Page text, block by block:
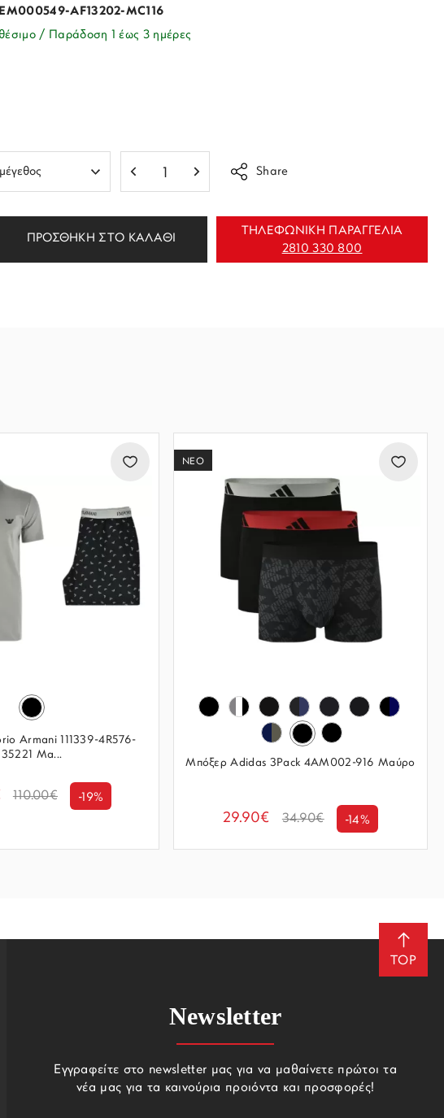
AF13202-MC116
/ Παράδοση 1 έως 3 ημέρες
Share
ΠΡΟΣΘΗΚΗ ΣΤΟ ΚΑΛΑΘΙ
ΤΗΛΕΦΩΝΙΚΗ ΠΑΡΑΓΓΕΛΙΑ
2810 330 800
Armani 111339-4R576-
35221 Μα...
110.00€ -19%
ΝΕΟ
Μπόξερ Adidas 3Pack 4AM002-916 Μαύρο
29.90€ 34.90€ -14%
TOP
Newsletter
Εγγραφείτε στο newsletter μας για να μαθαίνετε πρώτοι τα
νέα μας για τα καινούρια προιόντα και προσφορές!